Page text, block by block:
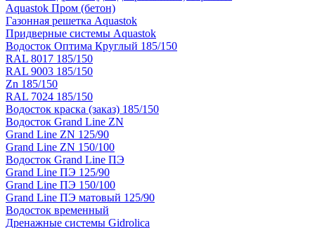
Aquastok Пром (бетон)
Газонная решетка Aquastok
Придверные системы Aquastok
Водосток Оптима Круглый 185/150
RAL 8017 185/150
RAL 9003 185/150
Zn 185/150
RAL 7024 185/150
Водосток краска (заказ) 185/150
Водосток Grand Line ZN
Grand Line ZN 125/90
Grand Line ZN 150/100
Водосток Grand Line ПЭ
Grand Line ПЭ 125/90
Grand Line ПЭ 150/100
Grand Line ПЭ матовый 125/90
Водосток временный
Дренажные системы Gidrolica